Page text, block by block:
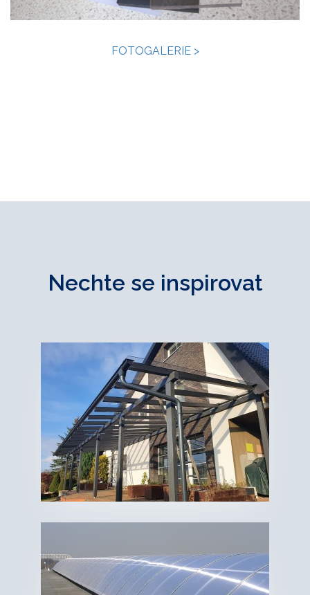
FOTOGALERIE >
Nechte se inspirovat